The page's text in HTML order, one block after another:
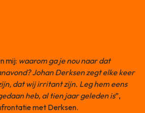
mij: waarom ga je nou naar dat
Johan Derksen zegt elke keer
dat wij irritant zijn. Leg hem eens
heb, al tien jaar geleden is”,
met Derksen.